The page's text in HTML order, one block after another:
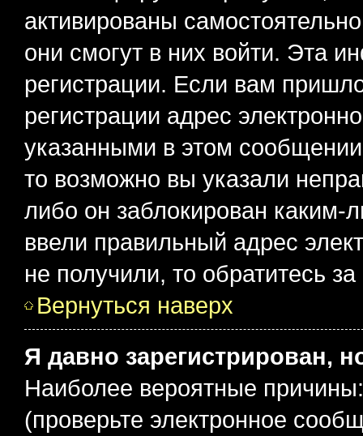
активированы
они смогут в них войти. Эта
регистрации. Если вам
регистрации адрес
указанными в этом
то возможно вы указали
либо он заблокирован
ввели правильный адрес
не получили, то обратитесь
Вернуться наверх
Я давно зарегистрирован,
Наиболее вероятные
(проверьте электронное